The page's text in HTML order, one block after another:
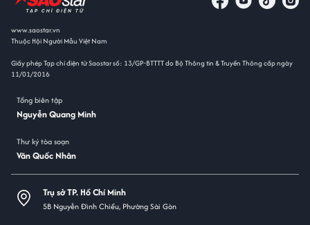
www.saostar.vn
Thuộc Hội Người Mẫu Việt Nam
Giấy phép Tạp chí điện tử Saostar số: 13/GP-BTTTT do Bộ Thông tin & Truyền Thông cấp ngày
11/01/2016
Tổng biên tập
Nguyễn Quang Minh
Thư ký tòa soạn
Văn Quốc Nhân
Trụ sở TP. Hồ Chí Minh
5B Nguyễn Đình Chiểu, Phường Sài Gòn